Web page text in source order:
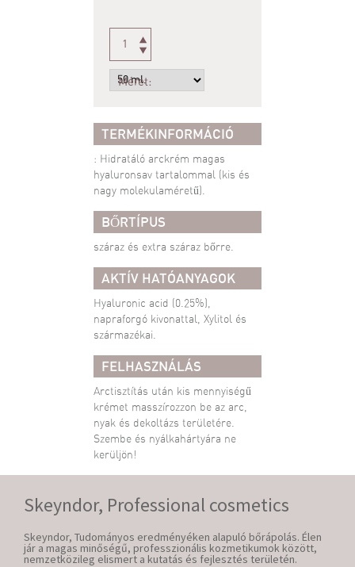
Méret:
TERMÉKINFORMÁCIÓ
: Hidratáló arckrém magas
hyaluronsav tartalommal (kis és
nagy molekulaméretű).
BŐRTÍPUS
száraz és extra száraz bőrre.
AKTÍV HATÓANYAGOK
Hyaluronic acid (0.25%),
napraforgó kivonattal, Xylitol és
származékai.
FELHASZNÁLÁS
Arctisztítás után kis mennyiségű
krémet masszírozzon be az arc,
nyak és dekoltázs területére.
Szembe és nyálkahártyára ne
kerüljön!
Skeyndor, Professional cosmetics
Skeyndor, Tudományos eredményéken alapuló bőrápolás. Élen
jár a magas minőségű, professzionális kozmetikumok között,
nemzetközileg elismert a kutatás és fejlesztés területén.